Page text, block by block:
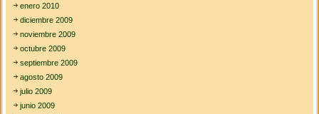
enero 2010
diciembre 2009
noviembre 2009
octubre 2009
septiembre 2009
agosto 2009
julio 2009
junio 2009